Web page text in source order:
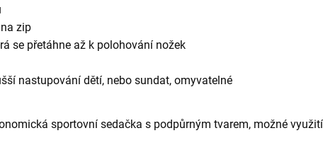
zip
se přetáhne až k polohování nožek
nastupování dětí, nebo sundat, omyvatelné
sportovní sedačka s podpůrným tvarem, možné